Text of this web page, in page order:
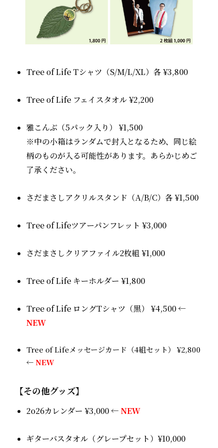
Tree of Life Tシャツ（S/M/L/XL）各 ¥3,800
Tree of Life フェイスタオル ¥2,200
雅こんぶ（5パック入り） ¥1,500
※中の小箱はランダムで封入となるため、同じ絵
柄のものが入る可能性があります。あらかじめご
了承ください。
さだまさしアクリルスタンド（A/B/C）各 ¥1,500
Tree of Lifeツアーパンフレット ¥3,000
さだまさしクリアファイル2枚組 ¥1,000
Tree of Life キーホルダー ¥1,800
Tree of Life ロングTシャツ（黒） ¥4,500 ←
NEW
Tree of Lifeメッセージカード（4組セット） ¥2,800
←NEW
【その他グッズ】
2o26カレンダー ¥3,000 ←NEW
ギターバスタオル（グレープセット）¥10,000